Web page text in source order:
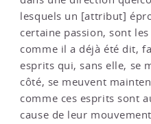
lesquels un [attribut]
certaine passion, sont
comme il a déjà été dit,
esprits qui, sans elle, se
côté, se meuvent
comme ces esprits sont
cause de leur